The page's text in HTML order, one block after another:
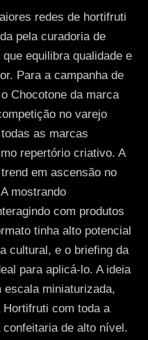
redes de hortifruti
pela curadoria de
equilibra qualidade e
Para a campanha de
Chocotone da marca
no varejo
as marcas
repertório criativo. A
em ascensão no
mostrando
com produtos
tinha alto potencial
cultural, e o briefing da
para aplicá-lo. A ideia
miniaturizada,
Hortifruti com toda a
de alto nível.